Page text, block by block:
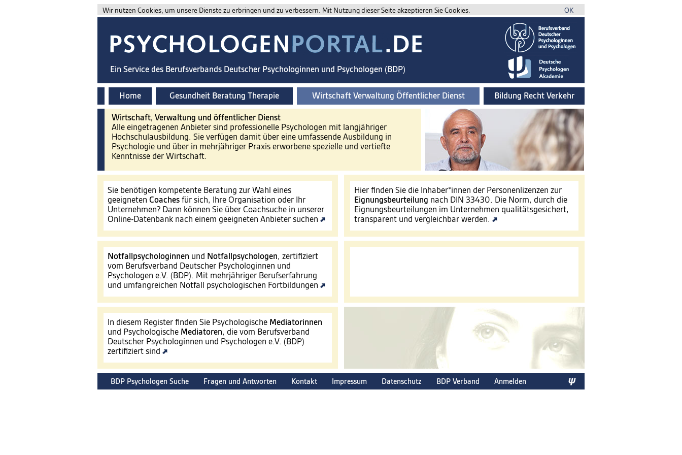
Wir nutzen Cookies, um unsere Dienste zu erbringen und zu verbessern. Mit Nutzung dieser Seite akzeptieren Sie Cookies. OK
Ein Service des Berufsverbands Deutscher Psychologinnen und Psychologen (BDP)
Home Gesundheit Beratung Therapie Wirtschaft Verwaltung Öffentlicher Dienst Bildung Recht Verkehr
Wirtschaft, Verwaltung und öffentlicher Dienst
Alle eingetragenen Anbieter sind professionelle Psychologen mit langjähriger
Hochschulausbildung. Sie verfügen damit über eine umfassende Ausbildung in
Psychologie und über in mehrjähriger Praxis erworbene spezielle und vertiefte
Kenntnisse der Wirtschaft.
Sie benötigen kompetente Beratung zur Wahl eines
geeigneten Coaches für sich, Ihre Organisation oder Ihr
Unternehmen? Dann können Sie über Coachsuche in unserer
Online-Datenbank nach einem geeigneten Anbieter suchen
Hier finden Sie die Inhaber*innen der Personenlizenzen zur
Eignungsbeurteilung nach DIN 33430. Die Norm, durch die
Eignungsbeurteilungen im Unternehmen qualitätsgesichert,
transparent und vergleichbar werden.
Notfallpsychologinnen und Notfallpsychologen, zertifiziert
vom Berufsverband Deutscher Psychologinnen und
Psychologen e.V. (BDP). Mit mehrjähriger Berufserfahrung
und umfangreichen Notfall psychologischen Fortbildungen
In diesem Register finden Sie Psychologische Mediatorinnen
und Psychologische Mediatoren, die vom Berufsverband
Deutscher Psychologinnen und Psychologen e.V. (BDP)
zertifiziert sind
BDP Psychologen Suche Fragen und Antworten Kontakt Impressum Datenschutz BDP Verband Anmelden